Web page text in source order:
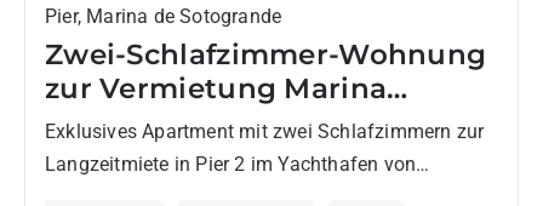
Pier, Marina de Sotogrande
Zwei-Schlafzimmer-Wohnung
zur Vermietung Marina
Sotogrande
Exklusives Apartment mit zwei Schlafzimmern zur
Langzeitmiete in Pier 2 im Yachthafen von